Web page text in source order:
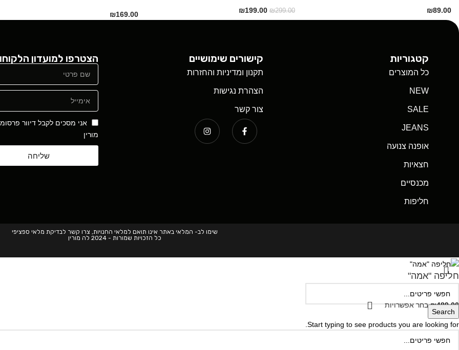
₪89.00
₪299.00
₪199.00
₪169.00
קטגוריות
כל המוצרים
NEW
SALE
JEANS
אופנה צנועה
חצאיות
מכנסיים
חליפות
קישורים שימושיים
תקנון ומדיניות והחזרות
הצהרת נגישות
צור קשר
הצטרפו למועדון
אני מסכים לקבל דיוור
מורין
שליחה
שימו לב- המלאי באתר אינו תואם למלאי החנויות, צרו קשר לבדיקת מלאי ספציפי
כל הזכויות שמורות - 2024 לה מורין
Search
Start typing to see products you are looking for.
חליפה "אמה"
₪489.00 בחר אפשרויות